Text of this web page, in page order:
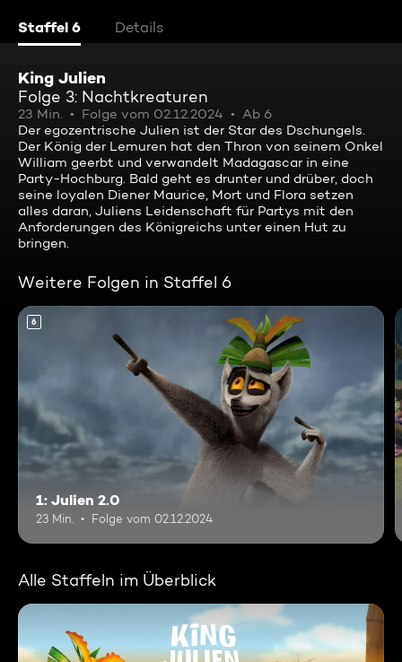
Staffel 6 Details
King Julien
Folge 3: Nachtkreaturen
23 Min. Folge vom 02.12.2024
Ab 6
Der egozentrische Julien ist der Star des Dschungels.
Der König der Lemuren hat den Thron von seinem Onkel
William geerbt und verwandelt Madagascar in eine
Party-Hochburg. Bald geht es drunter und drüber, doch
seine loyalen Diener Maurice, Mort und Flora setzen
alles daran, Juliens Leidenschaft für Partys mit den
Anforderungen des Königreichs unter einen Hut zu
bringen.
Weitere Folgen in Staffel 6
6
1: Julien 2.0
23 Min. Folge vom 02.12.2024
Alle Staffeln im Überblick